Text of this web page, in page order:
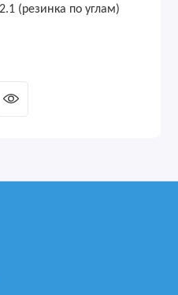
(резинка по углам)